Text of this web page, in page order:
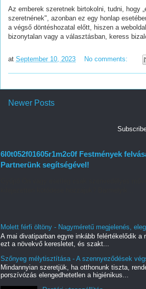
Az emberek szeretnek birtokolni, tudni, hogy
szeretnének", azonban ez egy honlap
a végső döntéshozatal előtt, hiszen a
bizonytalan vagy a választásban, keress
at September 10, 2023 No comments:
Newer Posts
6l0t052f01605r1m2c0f Festmények
Partnerünk segítségével!
Molett férfi öltöny - Nagyméretű megjelenés,
A mai divatiparban egyre inkább felértékelődik
ezt a növekvő keresletet, és szakt...
Szőnyeg mélytisztítása - A szennyeződések
Mindannyian szeretjük, ha otthonunk tiszta,
porszívózás elengedhetetlen a higiénikus...